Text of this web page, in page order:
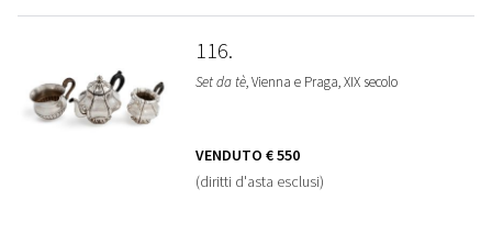
116
Set da tè, Vienna e Praga, XIX secolo
VENDUTO € 550
(diritti d'asta esclusi)